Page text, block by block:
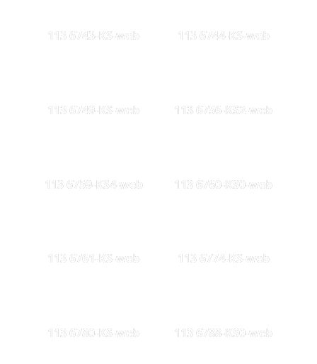
113 6743-KS-web 113 6744-KS-web
113 6749-KS-web 113 6756-KS2-web
113 6759-KS4-web 113 6760-KS0-web
113 6761-KS-web 113 6774-KS-web
113 6780-KS-web 113 6788-KS0-web